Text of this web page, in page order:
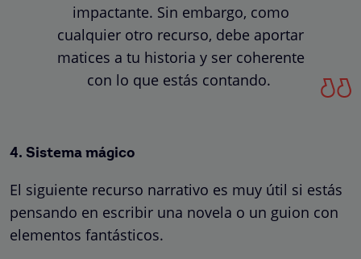
impactante. Sin embargo, como
cualquier otro recurso, debe aportar
matices a tu historia y ser coherente
con lo que estás contando.
4. Sistema mágico
El siguiente recurso narrativo es muy útil si estás
pensando en escribir una novela o un guion con
elementos fantásticos.